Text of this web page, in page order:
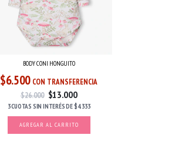
BODY CONI HONGUITO
$6.500 CON TRANSFERENCIA
$26.000 $13.000
3 CUOTAS SIN INTERÉSDE$4.333
AGREGAR AL CARRITO